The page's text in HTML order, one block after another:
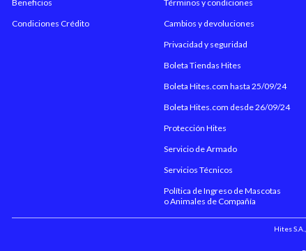
Beneficios
Condiciones Crédito
Términos y condiciones
Cambios y devoluciones
Privacidad y seguridad
Boleta Tiendas Hites
Boleta Hites.com hasta 25/09/24
Boleta Hites.com desde 26/09/24
Protección Hites
Servicio de Armado
Servicios Técnicos
Política de Ingreso de Mascotas
o Animales de Compañía
Hites